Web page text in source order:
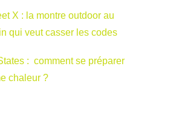
X : la montre outdoor au
qui veut casser les codes
: comment se préparer
chaleur ?